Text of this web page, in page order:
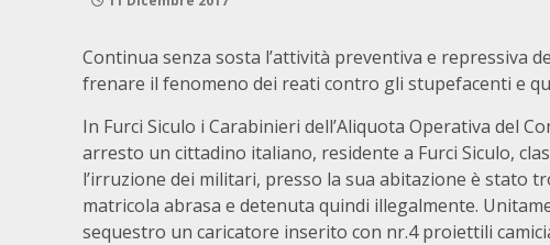
Continua senza sosta l’attività preventiva e repressiva
frenare il fenomeno dei reati contro gli stupefacenti e
In Furci Siculo i Carabinieri dell’Aliquota Operativa del
arresto un cittadino italiano, residente a Furci Siculo,
l’irruzione dei militari, presso la sua abitazione è stato
matricola abrasa e detenuta quindi illegalmente.
sequestro un caricatore inserito con nr.4 proiettili